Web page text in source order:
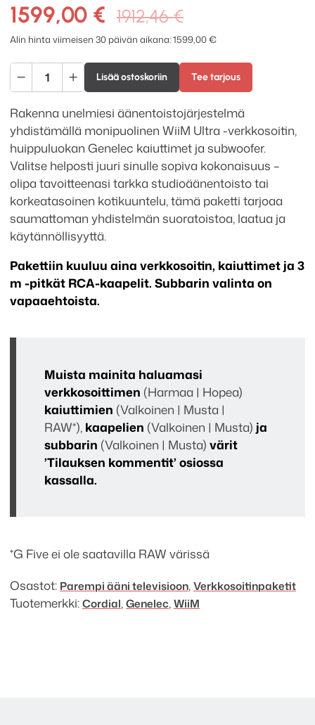
1912,46€
hinta
oli:
1912,46 €.
1599,00 €
Nykyinen
hinta
on:
1599,00 €.
Alin hinta viimeisen 30 päivän aikana:1599,00€
Ultra
+
Genelec
tarjouspaketti
määrä
Lisää ostoskoriin Tee tarjous
Rakenna unelmiesi äänentoistojärjestelmä
yhdistämällä monipuolinen WiiM Ultra -verkkosoitin,
huippuluokan Genelec kaiuttimet ja subwoofer.
Valitse helposti juuri sinulle sopiva kokonaisuus –
olipa tavoitteenasi tarkka studioäänentoisto tai
korkeatasoinen kotikuuntelu, tämä paketti tarjoaa
saumattoman yhdistelmän suoratoistoa, laatua ja
käytännöllisyyttä.
Pakettiin kuuluu aina verkkosoitin, kaiuttimet ja 3
m -pitkät RCA-kaapelit. Subbarin valinta on
vapaaehtoista.
Muista mainita haluamasi
verkkosoittimen (Harmaa | Hopea)
kaiuttimien (Valkoinen | Musta |
RAW*), kaapelien (Valkoinen | Musta) ja
subbarin (Valkoinen | Musta) värit
’Tilauksen kommentit’ osiossa
kassalla.
*G Five ei ole saatavilla RAW värissä
Osastot: Parempi ääni televisioon,Verkko­soitin­­paketit
Tuotemerkki:Cordial,Genelec,WiiM